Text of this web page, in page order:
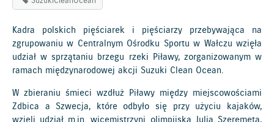
Kadra polskich pięściarek i pięściarzy przebywająca na
zgrupowaniu w Centralnym Ośrodku Sportu w Wałczu wzięła
udział w sprzątaniu brzegu rzeki Piławy, zorganizowanym w
ramach międzynarodowej akcji Suzuki Clean Ocean.
W zbieraniu śmieci wzdłuż Piławy między miejscowościami
Zdbica a Szwecja, które odbyło się przy użyciu kajaków,